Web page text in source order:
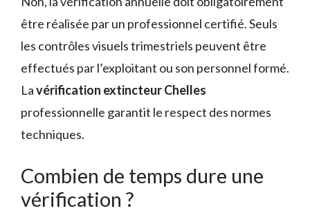
être réalisée par un professionnel certifié. Seuls
les contrôles visuels trimestriels peuvent être
effectués par l’exploitant ou son personnel formé.
Lavérification extincteur Chelles
professionnelle garantit le respect des normes
techniques.
Combien de temps dure une
vérification ?